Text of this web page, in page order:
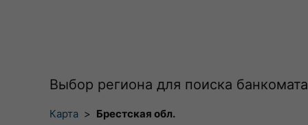
Выбор региона для поиска банкомата
Карта > Брестская обл.